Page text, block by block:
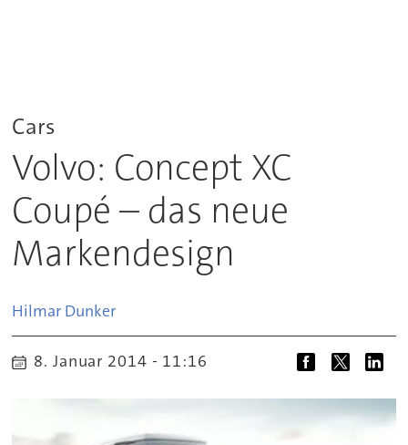
Cars
Volvo: Concept XC
Coupé – das neue
Markendesign
Hilmar Dunker
8. Januar 2014 - 11:16